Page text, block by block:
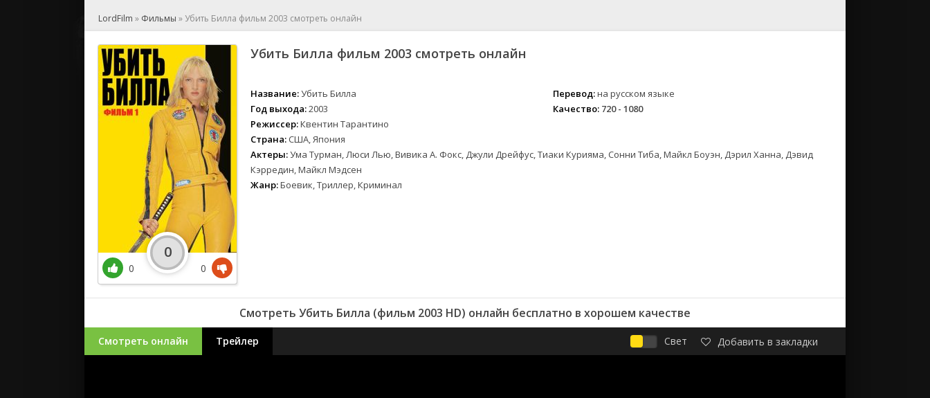
LordFilm » Фильмы » Убить Билла фильм 2003 смотреть онлайн
Убить Билла фильм 2003 смотреть онлайн
Название:Убить Билла
Год выхода:2003
Режиссер:Квентин Тарантино
Страна: США, Япония
Перевод:на русском языке
Качество: 720 - 1080
Актеры:Ума Турман, Люси Лью, Вивика А. Фокс, Джули Дрейфус, Тиаки Курияма, Сонни Тиба, Майкл Боуэн, Дэрил Ханна, Дэвид
Кэрредин, Майкл Мэдсен
Жанр:Боевик, Триллер, Криминал
0
0
0
Смотреть Убить Билла (фильм 2003 HD) онлайн бесплатно в хорошем качестве
Смотреть онлайн Трейлер Свет Добавить в закладки